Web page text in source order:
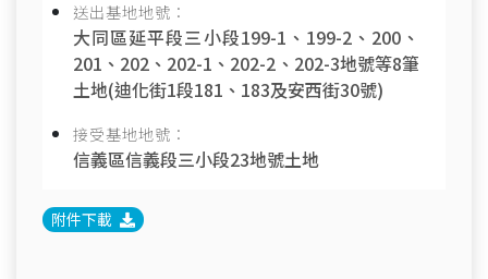
送出基地地號：
大同區延平段三小段199-1、199-2、200、
201、202、202-1、202-2、202-3地號等8筆
土地(迪化街1段181、183及安西街30號)
接受基地地號：
信義區信義段三小段23地號土地
附件下載